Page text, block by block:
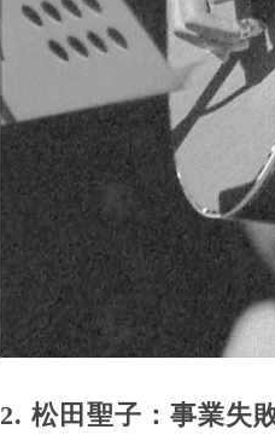
2. 松田聖子：事業失